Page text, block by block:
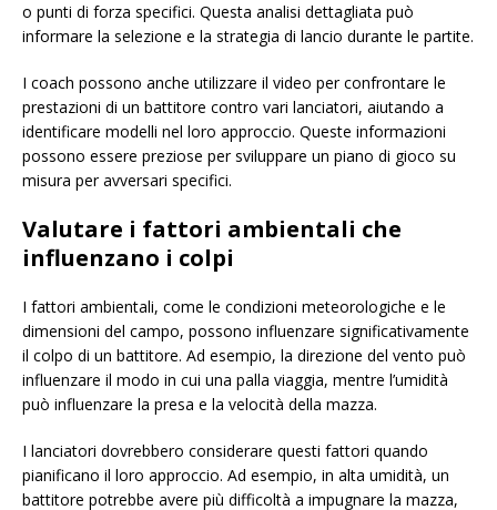
o punti di forza specifici. Questa analisi dettagliata può
informare la selezione e la strategia di lancio durante le partite.
I coach possono anche utilizzare il video per confrontare le
prestazioni di un battitore contro vari lanciatori, aiutando a
identificare modelli nel loro approccio. Queste informazioni
possono essere preziose per sviluppare un piano di gioco su
misura per avversari specifici.
Valutare i fattori ambientali che
influenzano i colpi
I fattori ambientali, come le condizioni meteorologiche e le
dimensioni del campo, possono influenzare significativamente
il colpo di un battitore. Ad esempio, la direzione del vento può
influenzare il modo in cui una palla viaggia, mentre l’umidità
può influenzare la presa e la velocità della mazza.
I lanciatori dovrebbero considerare questi fattori quando
pianificano il loro approccio. Ad esempio, in alta umidità, un
battitore potrebbe avere più difficoltà a impugnare la mazza,